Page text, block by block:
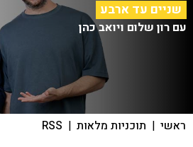
שניים עד ארבע
עם רון שלום ויואב כהן
ראשי | תוכניות מלאות |
RSS